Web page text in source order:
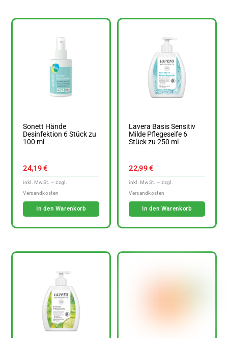
Sonett Hände
Desinfektion 6 Stück zu
100 ml
24,19€
In den Warenkorb
Lavera Basis Sensitiv
Milde Pflegeseife 6
Stück zu 250 ml
22,99€
In den Warenkorb